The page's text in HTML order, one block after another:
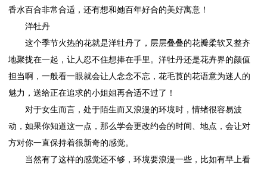
香水百合非常合适，还有想和她百年好合的美好寓意！
洋牡丹
这个季节火热的花就是洋牡丹了，层层叠叠的花瓣柔软又整齐
地聚拢在一起，让人忍不住想捧在手里。洋牡丹还是花卉界的颜值
担当啊，一般看一眼就会让人念念不忘，花毛茛的花语意为迷人的
魅力，送给正在追求的小姐姐再合适不过了！
对于女生而言，处于陌生而又浪漫的环境时，情绪很容易波
动，如果你知道这一点，那么学会更改约会的时间、地点，会让对
方对你一直保持着很新奇的感觉。
当然有了这样的感觉还不够，环境要浪漫一些，比如有早上看